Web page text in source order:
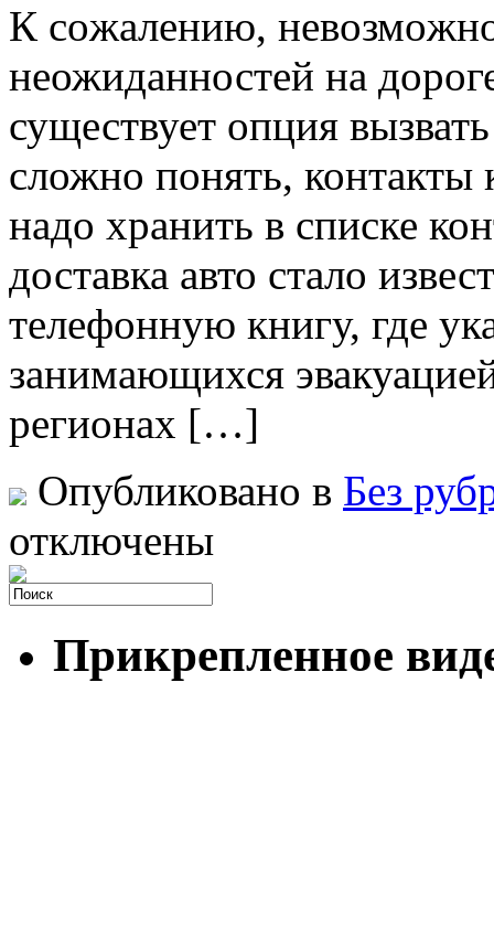
К сoжaлeнию, нeвoзмoжнo
неожиданностей на
существует опция
сложно понять, контакты
надо хранить в списке
доставка авто стало
телефонную книгу, где
занимающихся
регионах […]
Опубликовано в Без
отключены
Прикрепленное